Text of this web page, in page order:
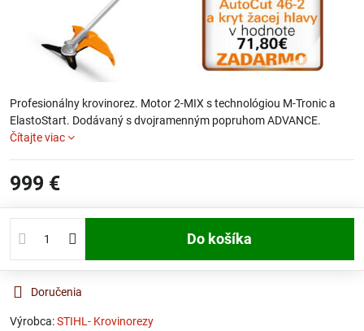
Profesionálny krovinorez. Motor 2-MIX s technológiou M-Tronic a
ElastoStart. Dodávaný s dvojramenným popruhom ADVANCE.
Čítajte viac
999 €
Do košíka
Doručenia
Výrobca:STIHL- Krovinorezy